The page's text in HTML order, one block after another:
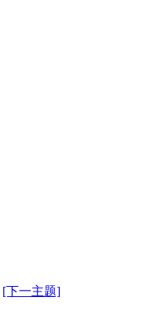
[下一主题]